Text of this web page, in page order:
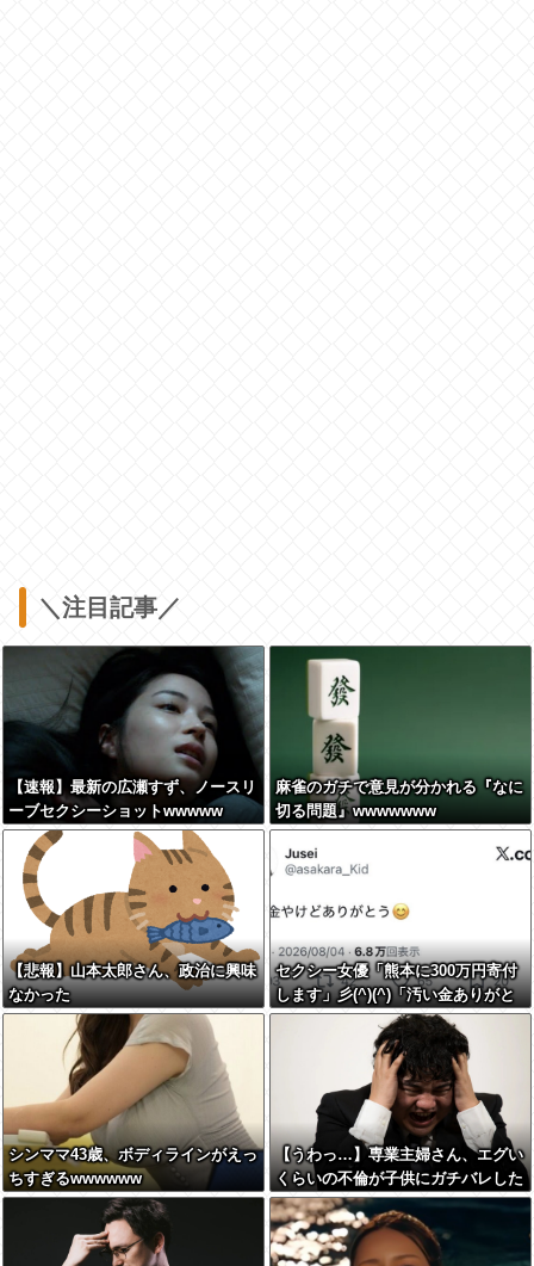
＼注目記事／
【速報】最新の広瀬すず、ノースリ
ーブセクシーショットwwwww
麻雀のガチで意見が分かれる『なに
切る問題』wwwwwww
【悲報】山本太郎さん、政治に興味
なかった
セクシー女優「熊本に300万円寄付
します」彡(^)(^)「汚い金ありがと
うやで」→
シンママ43歳、ボディラインがえっ
ちすぎるwwwwww
【うわっ…】専業主婦さん、エグい
くらいの不倫が子供にガチバレした
結果…